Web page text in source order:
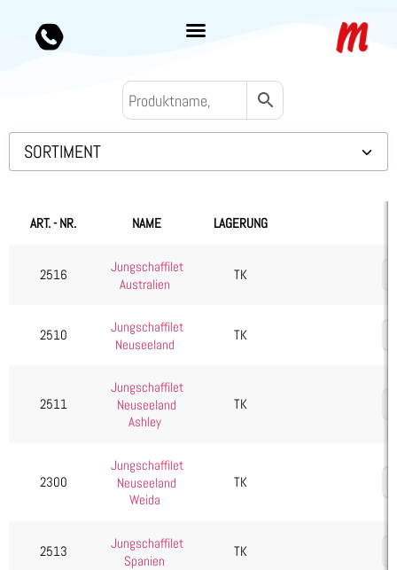
SORTIMENT
Convenience
Fleisch
Lamm, Schaf & Ziege
Gulasch
Keule
Krone/Karrée
ART. - NR. NAME LAGERUNG
2516
Jungschaffilet
Australien
TK
2510
Jungschaffilet
Neuseeland
TK
2511
Jungschaffilet
Neuseeland
Ashley
TK
2300
Jungschaffilet
Neuseeland
Weida
TK
2513
Jungschaffilet
Spanien
TK